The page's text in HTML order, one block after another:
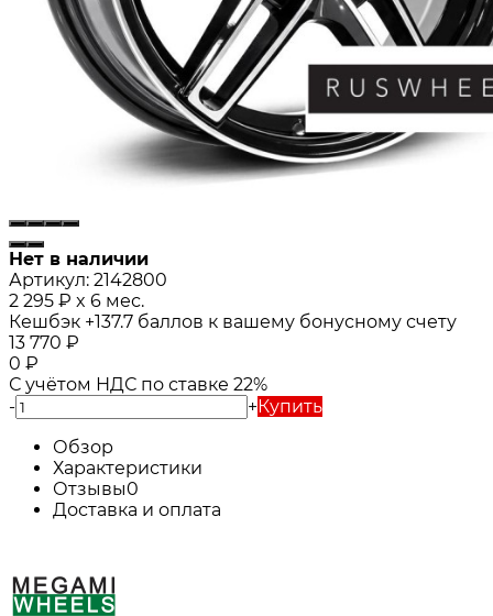
Нет в наличии
Артикул: 2142800
2 295 ₽ x 6 мес.
Кешбэк +137.7 баллов к вашему бонусному счету
13 770 ₽
0 ₽
С учётом НДС по ставке 22%
-
+Купить
Обзор
Характеристики
Отзывы0
Доставка и оплата